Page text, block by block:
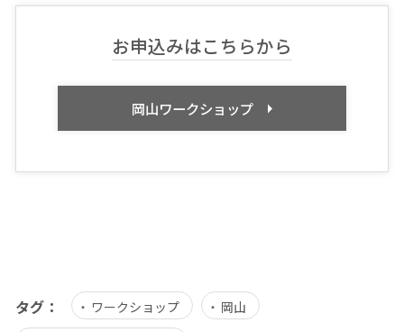
お申込みはこちらから
岡山ワークショップ
タグ： ワークショップ
岡山